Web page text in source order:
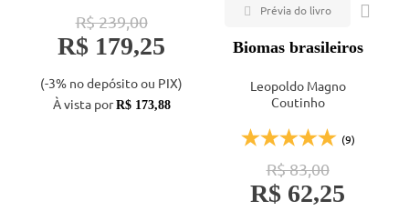
R$ 239,00
R$ 179,25
(-3% no depósito ou PIX)
À vista porR$ 173,88
Biomas brasileiros
Leopoldo Magno
Coutinho
(9)
R$ 83,00
R$ 62,25